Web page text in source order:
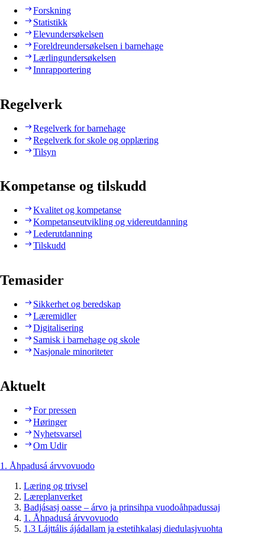
Forskning
Statistikk
Elevundersøkelsen
Foreldreundersøkelsen i barnehage
Lærlingundersøkelsen
Innrapportering
Regelverk
Regelverk for barnehage
Regelverk for skole og opplæring
Tilsyn
Kompetanse og tilskudd
Kvalitet og kompetanse
Kompetanseutvikling og videreutdanning
Lederutdanning
Tilskudd
Temasider
Sikkerhet og beredskap
Læremidler
Digitalisering
Samisk i barnehage og skole
Nasjonale minoriteter
Aktuelt
For pressen
Høringer
Nyhetsvarsel
Om Udir
1. Åhpadusá árvvovuodo
Læring og trivsel
Læreplanverket
Badjásasj oasse – árvo ja prinsihpa vuodoåhpadussaj
1. Åhpadusá árvvovuodo
1.3 Lájttális ájádallam ja estetihkalasj diedulasjvuohta